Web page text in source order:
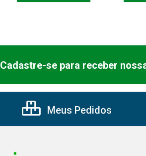
Cadastre-se para receber
Meus Pedidos